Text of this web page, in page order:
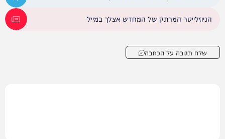
הניוזלייטר המרתק של המחדש אצלך במייל
שלח תגובה על הכתבה